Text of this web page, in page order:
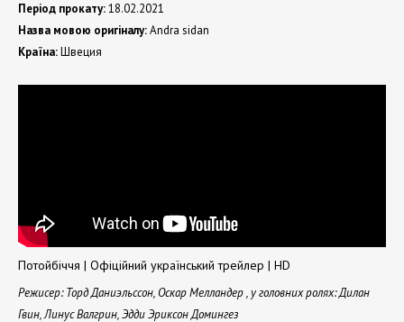
Період прокату:18.02.2021
Назва мовою оригіналу:Andra sidan
Країна:Швеция
Потойбіччя | Офіційний український трейлер | HD
Режисер: Торд Даниэльссон, Оскар Мелландер , у головних ролях: Дилан
Гвин, Линус Валгрин, Эдди Эриксон Домингез